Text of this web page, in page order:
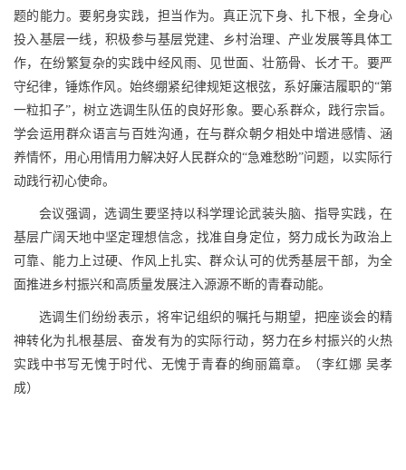
题的能力。要躬身实践，担当作为。真正沉下身、扎下根，全身心
投入基层一线，积极参与基层党建、乡村治理、产业发展等具体工
作，在纷繁复杂的实践中经风雨、见世面、壮筋骨、长才干。要严
守纪律，锤炼作风。始终绷紧纪律规矩这根弦，系好廉洁履职的“第
一粒扣子”，树立选调生队伍的良好形象。要心系群众，践行宗旨。
学会运用群众语言与百姓沟通，在与群众朝夕相处中增进感情、涵
养情怀，用心用情用力解决好人民群众的“急难愁盼”问题，以实际行
动践行初心使命。
会议强调，选调生要坚持以科学理论武装头脑、指导实践，在
基层广阔天地中坚定理想信念，找准自身定位，努力成长为政治上
可靠、能力上过硬、作风上扎实、群众认可的优秀基层干部，为全
面推进乡村振兴和高质量发展注入源源不断的青春动能。
选调生们纷纷表示，将牢记组织的嘱托与期望，把座谈会的精
神转化为扎根基层、奋发有为的实际行动，努力在乡村振兴的火热
实践中书写无愧于时代、无愧于青春的绚丽篇章。（李红娜 吴孝
成）